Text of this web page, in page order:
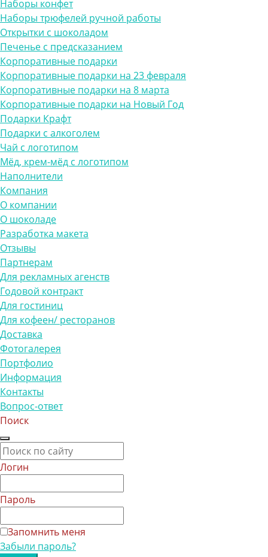
Наборы конфет
Наборы трюфелей ручной работы
Открытки с шоколадом
Печенье с предсказанием
Корпоративные подарки
Корпоративные подарки на 23 февраля
Корпоративные подарки на 8 марта
Корпоративные подарки на Новый Год
Подарки Крафт
Подарки с алкоголем
Чай с логотипом
Мёд, крем-мёд с логотипом
Наполнители
Компания
О компании
О шоколаде
Разработка макета
Отзывы
Партнерам
Для рекламных агенств
Годовой контракт
Для гостиниц
Для кофеен/ ресторанов
Доставка
Фотогалерея
Портфолио
Информация
Контакты
Вопрос-ответ
Поиск
Логин
Пароль
Запомнить меня
Забыли пароль?